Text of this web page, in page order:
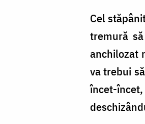
Cel
tremură
anchilozat
va trebui
încet-